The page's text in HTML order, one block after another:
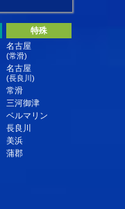
特殊
名古屋
(常滑)
名古屋
(長良川)
常滑
三河御津
ベルマリン
長良川
美浜
蒲郡